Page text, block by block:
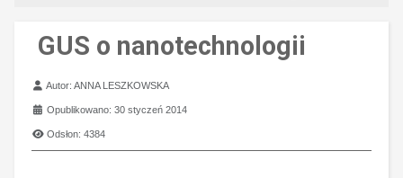
GUS o nanotechnologii
Szczegóły
Autor:ANNA LESZKOWSKA
Opublikowano: 30 styczeń 2014
Odsłon: 4384